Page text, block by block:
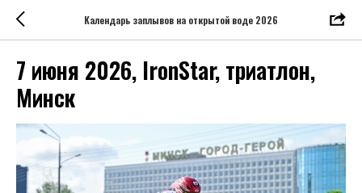
Календарь заплывов на открытой воде 2026
7 июня 2026, IronStar, триатлон,
Минск